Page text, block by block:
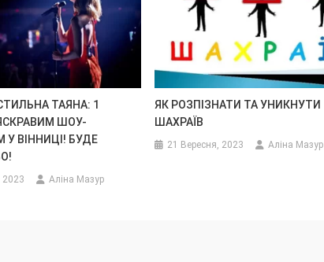
ТАЯНА: 1
ШОУ-
ВІННИЦІ! БУДЕ
2023 Аліна Мазур
ЯК РОЗПІЗНАТИ ТА УНИКНУТИ
ШАХРАЇВ
21 Вересня, 2023 Аліна Мазур